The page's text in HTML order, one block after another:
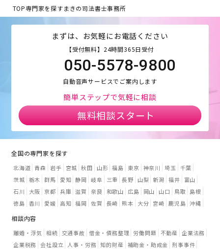
TOP専門家を探すまきの司法書士事務所
まずは、お気軽にお電話ください
【受付無料】24時間365日受付
050-5578-9800
自動音声サービスでご案内します
簡単ステップで気軽に相談
無料相談スタート
全国の専門家を探す
北海道 青森 岩手 宮城 秋田 山形 福島 東京 神奈川 埼玉
千葉
茨城 栃木 群馬 愛知 静岡 岐阜 三重 長野 山梨 新潟 福井
富山
石川
大阪 京都 兵庫 滋賀 奈良 和歌山 広島 岡山 山口 鳥取
島根
徳島 香川 愛媛 高知 福岡 佐賀 長崎 熊本 大分 宮崎 鹿児島 沖縄
相談内容
離婚・浮気 相続 交通事故 借金・債務整理 労働問題 不動産 企業法務
企業税務 会社設立 人事・労務 知的財産 補助金・助成金 刑事事件